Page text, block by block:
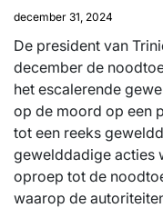
december 31, 2024
De president van
december de
het escalerende
op de moord op een
tot een reeks
gewelddadige acties
oproep tot de
waarop de